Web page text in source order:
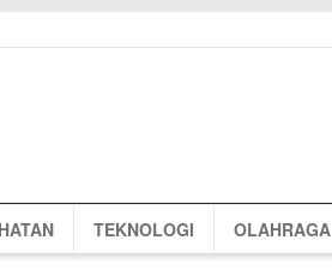
TEKNOLOGI OLAHRAGA